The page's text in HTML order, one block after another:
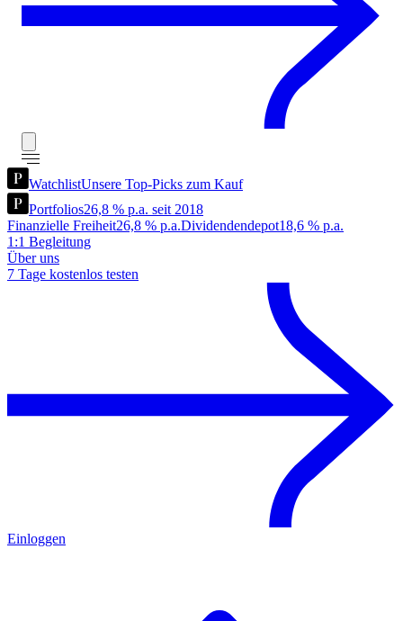
WatchlistUnsere Top-Picks zum Kauf
Portfolios26,8 % p.a. seit 2018
Finanzielle Freiheit26,8 % p.a.Dividendendepot18,6 % p.a.
1:1 Begleitung
Über uns
7 Tage kostenlos testen
Einloggen